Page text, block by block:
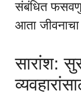
संबंधित
आता
सारांश: